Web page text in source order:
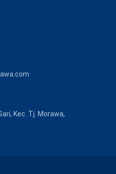
Kec. Tj. Morawa,